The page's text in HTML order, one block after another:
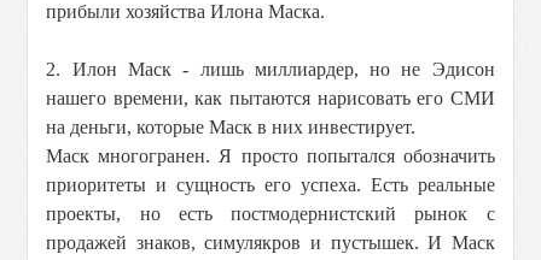
прибыли хозяйства Илона Маска.
2. Илон Маск - лишь миллиардер, но не Эдисон
нашего времени, как пытаются нарисовать его СМИ
на деньги, которые Маск в них инвестирует.
Маск многогранен. Я просто попытался обозначить
приоритеты и сущность его успеха. Есть реальные
проекты, но есть постмодернистский рынок с
продажей знаков, симулякров и пустышек. И Маск